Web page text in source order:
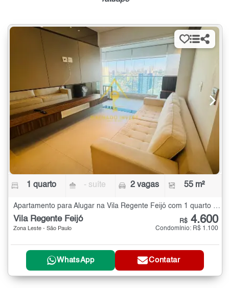
1 quarto - suíte 2 vagas 55 m²
Vila Regente Feijó
Zona Leste - São Paulo
R$ 4.600
Condomínio: R$ 1.100
WhatsApp Contatar